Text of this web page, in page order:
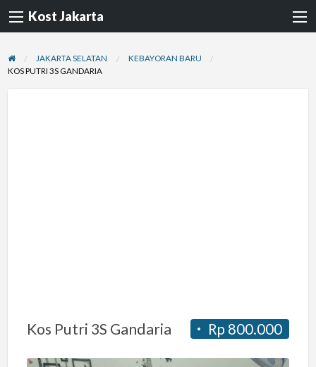
Kost Jakarta
JAKARTA SELATAN
KEBAYORAN BARU
KOS PUTRI 3S GANDARIA
Rp 800.000
Kos Putri 3S Gandaria